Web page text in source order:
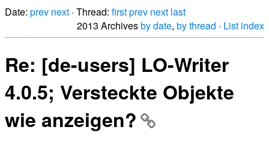
Date: prev next · Thread: firstprev next last
2013 Archivesby date, by thread · List index
Re: [de-users] LO-Writer
4.0.5; Versteckte Objekte
wie anzeigen?